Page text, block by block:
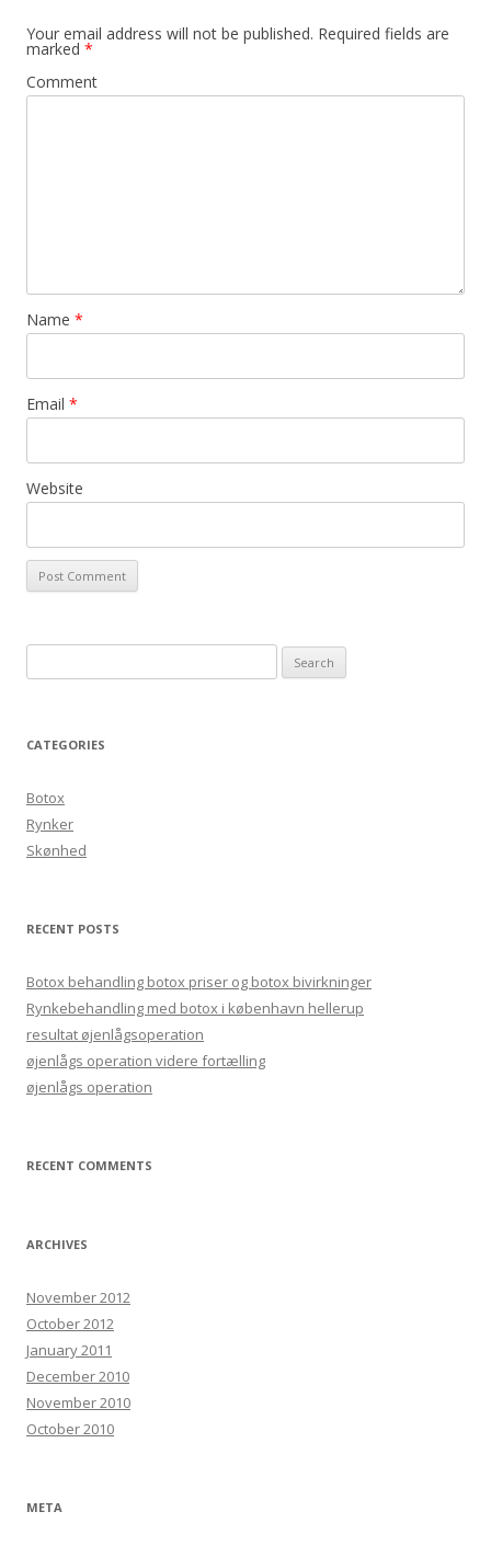
Your email address will not be published. Required fields are
marked *
Comment
Name *
Email *
Website
CATEGORIES
Botox
Rynker
Skønhed
RECENT POSTS
Botox behandling botox priser og botox bivirkninger
Rynkebehandling med botox i københavn hellerup
resultat øjenlågsoperation
øjenlågs operation videre fortælling
øjenlågs operation
RECENT COMMENTS
ARCHIVES
November 2012
October 2012
January 2011
December 2010
November 2010
October 2010
META